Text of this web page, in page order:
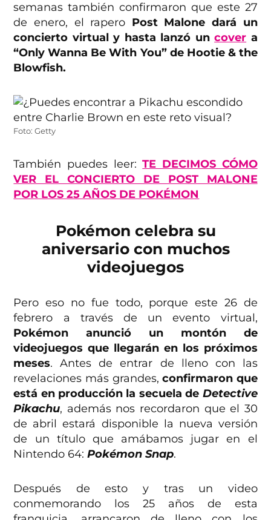
semanas también confirmaron que este 27
de enero, el rapero Post Malone dará un
concierto virtual y hasta lanzó uncover a
“Only Wanna Be With You” de Hootie & the
Blowfish.
Foto: Getty
También puedes leer:TE DECIMOS CÓMO
VER EL CONCIERTO DE POST MALONE
POR LOS 25 AÑOS DE POKÉMON
Pokémon celebra su
aniversario con muchos
videojuegos
Pero eso no fue todo, porque este 26 de
febrero a través de un evento virtual,
Pokémon anunció un montón de
videojuegos que llegarán en los próximos
meses. Antes de entrar de lleno con las
revelaciones más grandes,confirmaron que
está en producción la secuela de Detective
Pikachu, además nos recordaron que el 30
de abril estará disponible la nueva versión
de un título que amábamos jugar en el
Nintendo 64:Pokémon Snap.
Después de esto y tras un video
conmemorando los 25 años de esta